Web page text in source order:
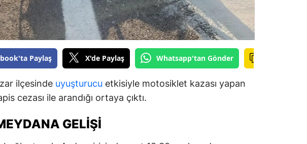
Burdur
Bursa
Çanakkale
Çankırı
Çorum
Diyarbakır
Paylaş X'de Paylaş Whatsapp'tan Gönder
ilçesinde uyuşturucu etkisiyle motosiklet kazası yapan
cezası ile arandığı ortaya çıktı.
GELIŞI